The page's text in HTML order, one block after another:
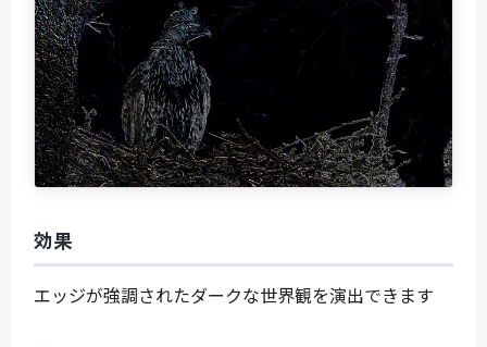
効果
エッジが強調されたダークな世界観を演出できます